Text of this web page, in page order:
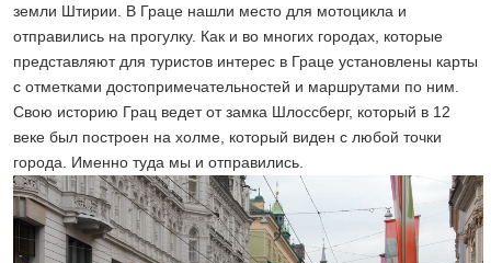
земли Штирии. В Граце нашли место для мотоцикла и
отправились на прогулку. Как и во многих городах, которые
представляют для туристов интерес в Граце установлены карты
с отметками достопримечательностей и маршрутами по ним.
Свою историю Грац ведет от замка Шлоссберг, который в 12
веке был построен на холме, который виден с любой точки
города. Именно туда мы и отправились.